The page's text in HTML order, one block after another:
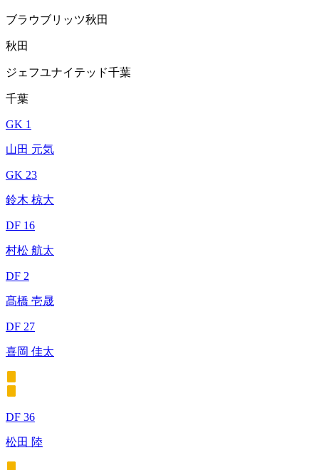
ブラウブリッツ秋田
秋田
ジェフユナイテッド千葉
千葉
GK 1
山田 元気
GK 23
鈴木 椋大
DF 16
村松 航太
DF 2
髙橋 壱晟
DF 27
喜岡 佳太
DF 36
松田 陸